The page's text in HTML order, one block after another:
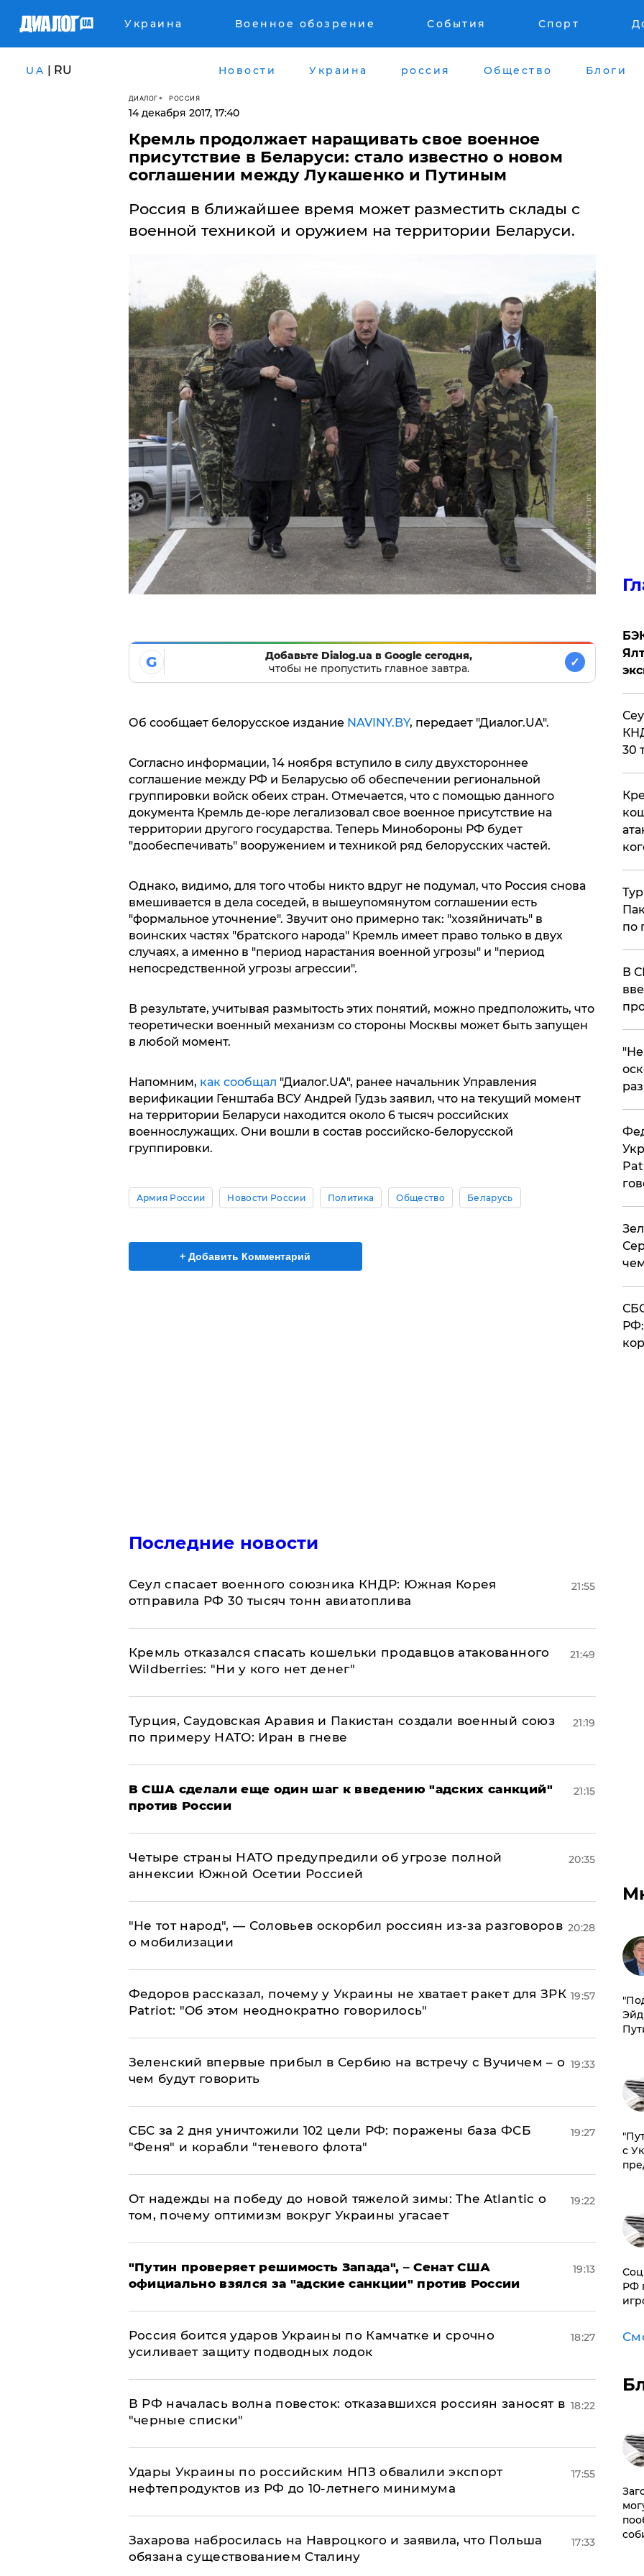
Украина Военное обозрение События Спорт
UA | RU Новости Украина россия Общество Блоги
ДИАЛОГ РОССИЯ
14 декабря 2017, 17:40
Кремль продолжает наращивать свое военное
присутствие в Беларуси: стало известно о новом
соглашении между Лукашенко и Путиным
Россия в ближайшее время может разместить склады с
военной техникой и оружием на территории Беларуси.
G
Добавьте Dialog.ua в Google сегодня,
чтобы не пропустить главное завтра.
✓
Об сообщает белорусское издание NAVINY.BY, передает "Диалог.UA".
Согласно информации, 14 ноября вступило в силу двухстороннее
соглашение между РФ и Беларусью об обеспечении региональной
группировки войск обеих стран. Отмечается, что с помощью данного
документа Кремль де-юре легализовал свое военное присутствие на
территории другого государства. Теперь Минобороны РФ будет
"дообеспечивать" вооружением и техникой ряд белорусских частей.
Однако, видимо, для того чтобы никто вдруг не подумал, что Россия снова
вмешивается в дела соседей, в вышеупомянутом соглашении есть
"формальное уточнение". Звучит оно примерно так: "хозяйничать" в
воинских частях "братского народа" Кремль имеет право только в двух
случаях, а именно в "период нарастания военной угрозы" и "период
непосредственной угрозы агрессии".
В результате, учитывая размытость этих понятий, можно предположить, что
теоретически военный механизм со стороны Москвы может быть запущен
в любой момент.
Напомним, как сообщал "Диалог.UA", ранее начальник Управления
верификации Генштаба ВСУ Андрей Гудзь заявил, что на текущий момент
на территории Беларуси находится около 6 тысяч российских
военнослужащих. Они вошли в состав российско-белорусской
группировки.
Армия России Новости России Политика Общество Беларусь
+ Добавить Комментарий
Последние новости
​Сеул спасает военного союзника КНДР: Южная Корея
отправила РФ 30 тысяч тонн авиатоплива
21:55
Кремль отказался спасать кошельки продавцов атакованного
Wildberries: "Ни у кого нет денег"
21:49
Турция, Саудовская Аравия и Пакистан создали военный союз
по примеру НАТО: Иран в гневе
21:19
В США сделали еще один шаг к введению "адских санкций"
против России
21:15
Четыре страны НАТО предупредили об угрозе полной
аннексии Южной Осетии Россией
20:35
​"Не тот народ", — Соловьев оскорбил россиян из-за разговоров
о мобилизации
20:28
Федоров рассказал, почему у Украины не хватает ракет для ЗРК
Patriot: "Об этом неоднократно говорилось"
19:57
Зеленский впервые прибыл в Сербию на встречу с Вучичем – о
чем будут говорить
19:33
СБС за 2 дня уничтожили 102 цели РФ: поражены база ФСБ
"Феня" и корабли "теневого флота"
19:27
От надежды на победу до новой тяжелой зимы: The Atlantic о
том, почему оптимизм вокруг Украины угасает
19:22
"Путин проверяет решимость Запада", – Сенат США
официально взялся за "адские санкции" против России
19:13
Россия боится ударов Украины по Камчатке и срочно
усиливает защиту подводных лодок
18:27
​В РФ началась волна повесток: отказавшихся россиян заносят в
"черные списки"
18:22
Удары Украины по российским НПЗ обвалили экспорт
нефтепродуктов из РФ до 10-летнего минимума
17:55
​Захарова набросилась на Навроцкого и заявила, что Польша
обязана существованием Сталину
17:33
30
по
В
с
РФ